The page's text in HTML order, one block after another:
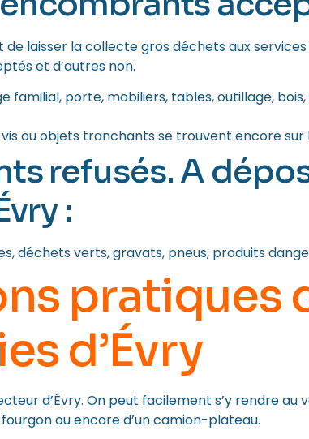
de laisser la collecte gros déchets aux
et d’autres non.
porte, mobiliers, tables, outillage,
ou objets tranchants se trouvent encore sur
refusés. A
:
déchets verts, gravats, pneus, produits
pratiques
d’Évry
d’Évry. On peut facilement s’y rendre au
ou encore d’un camion-plateau.